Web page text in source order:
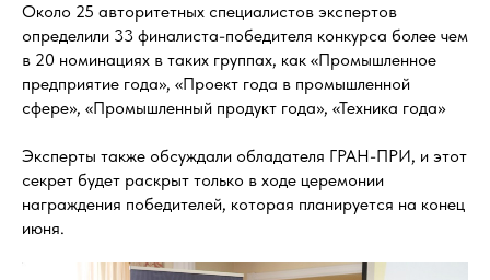
Около 25 авторитетных специалистов экспертов
определили 33 финалиста-победителя конкурса более чем
в 20 номинациях в таких группах, как «Промышленное
предприятие года», «Проект года в промышленной
сфере», «Промышленный продукт года», «Техника года»
Эксперты также обсуждали обладателя ГРАН-ПРИ, и этот
секрет будет раскрыт только в ходе церемонии
награждения победителей, которая планируется на конец
июня.